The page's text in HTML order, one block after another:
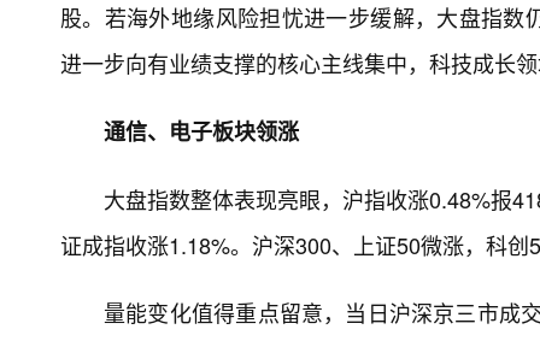
股。若海外地缘风险担忧进一步缓解，大盘指
进一步向有业绩支撑的核心主线集中，科技成长
通信、电子板块领涨
大盘指数整体表现亮眼，沪指收涨0.48%报
证成指收涨1.18%。沪深300、上证50微涨，科
量能变化值得重点留意，当日沪深京三市成